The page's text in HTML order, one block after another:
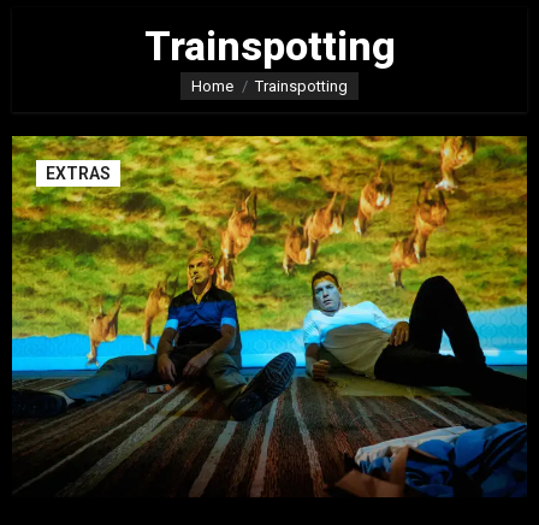
Trainspotting
Home Trainspotting
EXTRAS